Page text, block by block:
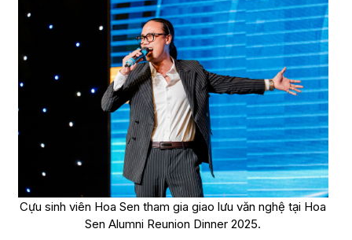
Cựu sinh viên Hoa Sen tham gia giao lưu văn nghệ tại Hoa
Sen Alumni Reunion Dinner 2025.